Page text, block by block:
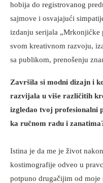
hobija do registrovanog
sajmove i osvajajući
izdanju serijala „Mrkonjićke
svom kreativnom razvoju,
sa publikom, prenošenju
Završila si modni dizajn i
razvijala u više različitih
izgledao tvoj profesionalni
ka ručnom radu i
Istina je da me je život
kostimografije odveo u
potpuno drugačijim od moje